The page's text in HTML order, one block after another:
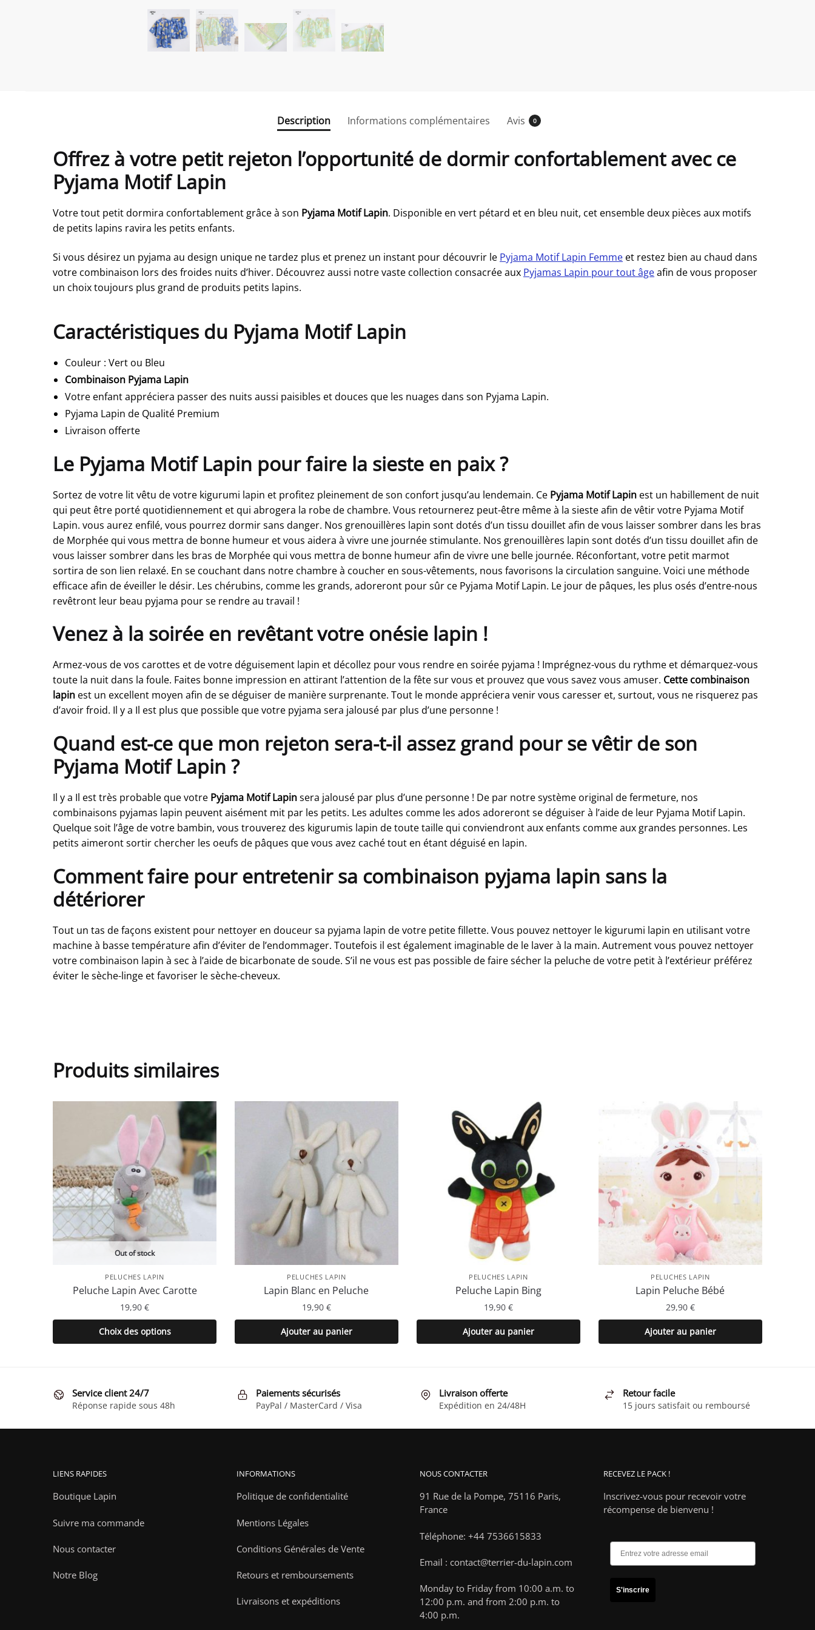
Description Informations complémentaires Avis 0
Offrez à votre petit rejeton l’opportunité de dormir confortablement avec ce
Pyjama Motif Lapin
Votre tout petit dormira confortablement grâce à son Pyjama Motif Lapin. Disponible en vert pétard et en bleu nuit, cet ensemble deux pièces aux motifs
de petits lapins ravira les petits enfants.
Si vous désirez un pyjama au design unique ne tardez plus et prenez un instant pour découvrir le Pyjama Motif Lapin Femme et restez bien au chaud dans
votre combinaison lors des froides nuits d’hiver. Découvrez aussi notre vaste collection consacrée aux Pyjamas Lapin pour tout âgeafin de vous proposer
un choix toujours plus grand de produits petits lapins.
Caractéristiques du Pyjama Motif Lapin
Couleur : Vert ou Bleu
Combinaison Pyjama Lapin
Votre enfant appréciera passer des nuits aussi paisibles et douces que les nuages dans son Pyjama Lapin.
Pyjama Lapin de Qualité Premium
Livraison offerte
Le Pyjama Motif Lapin pour faire la sieste en paix ?
Sortez de votre lit vêtu de votre kigurumi lapin et profitez pleinement de son confort jusqu’au lendemain. Ce Pyjama Motif Lapin est un habillement de nuit
qui peut être porté quotidiennement et qui abrogera la robe de chambre. Vous retournerez peut-être même à la sieste afin de vêtir votre Pyjama Motif
Lapin. vous aurez enfilé, vous pourrez dormir sans danger. Nos grenouillères lapin sont dotés d’un tissu douillet afin de vous laisser sombrer dans les bras
de Morphée qui vous mettra de bonne humeur et vous aidera à vivre une journée stimulante. Nos grenouillères lapin sont dotés d’un tissu douillet afin de
vous laisser sombrer dans les bras de Morphée qui vous mettra de bonne humeur afin de vivre une belle journée. Réconfortant, votre petit marmot
sortira de son lien relaxé. En se couchant dans notre chambre à coucher en sous-vêtements, nous favorisons la circulation sanguine. Voici une méthode
efficace afin de éveiller le désir. Les chérubins, comme les grands, adoreront pour sûr ce Pyjama Motif Lapin. Le jour de pâques, les plus osés d’entre-nous
revêtront leur beau pyjama pour se rendre au travail !
Venez à la soirée en revêtant votre onésie lapin !
Armez-vous de vos carottes et de votre déguisement lapin et décollez pour vous rendre en soirée pyjama ! Imprégnez-vous du rythme et démarquez-vous
toute la nuit dans la foule. Faites bonne impression en attirant l’attention de la fête sur vous et prouvez que vous savez vous amuser. Cette combinaison
lapin est un excellent moyen afin de se déguiser de manière surprenante. Tout le monde appréciera venir vous caresser et, surtout, vous ne risquerez pas
d’avoir froid. Il y a Il est plus que possible que votre pyjama sera jalousé par plus d’une personne !
Quand est-ce que mon rejeton sera-t-il assez grand pour se vêtir de son
Pyjama Motif Lapin ?
Il y a Il est très probable que votre Pyjama Motif Lapinsera jalousé par plus d’une personne ! De par notre système original de fermeture, nos
combinaisons pyjamas lapin peuvent aisément mit par les petits. Les adultes comme les ados adoreront se déguiser à l’aide de leur Pyjama Motif Lapin.
Quelque soit l’âge de votre bambin, vous trouverez des kigurumis lapin de toute taille qui conviendront aux enfants comme aux grandes personnes. Les
petits aimeront sortir chercher les oeufs de pâques que vous avez caché tout en étant déguisé en lapin.
Comment faire pour entretenir sa combinaison pyjama lapin sans la
détériorer
Tout un tas de façons existent pour nettoyer en douceur sa pyjama lapin de votre petite fillette. Vous pouvez nettoyer le kigurumi lapin en utilisant votre
machine à basse température afin d’éviter de l’endommager. Toutefois il est également imaginable de le laver à la main. Autrement vous pouvez nettoyer
votre combinaison lapin à sec à l’aide de bicarbonate de soude. S’il ne vous est pas possible de faire sécher la peluche de votre petit à l’extérieur préférez
éviter le sèche-linge et favoriser le sèche-cheveux.
Produits similaires
Out of stock
PELUCHES LAPIN
Peluche Lapin Avec Carotte
19,90 €
Choix des options
Ce
produit
variations.
Les
du
PELUCHES LAPIN
Lapin Blanc en Peluche
19,90 €
Ajouter au panier
PELUCHES LAPIN
Peluche Lapin Bing
19,90 €
Ajouter au panier
PELUCHES LAPIN
Lapin Peluche Bébé
29,90 €
Ajouter au panier
Service client 24/7
Réponse rapide sous 48h
Paiements sécurisés
PayPal / MasterCard / Visa
Livraison offerte
Expédition en 24/48H
Retour facile
15 jours satisfait ou remboursé
LIENS RAPIDES
Boutique Lapin
Suivre ma commande
Nous contacter
Notre Blog
INFORMATIONS
Politique de confidentialité
Mentions Légales
Conditions Générales de Vente
Retours et remboursements
Livraisons et expéditions
NOUS CONTACTER
91 Rue de la Pompe, 75116 Paris,
France
Téléphone: +44 7536615833
Email : contact@terrier-du-lapin.com
Monday to Friday from 10:00 a.m. to
12:00 p.m. and from 2:00 p.m. to
4:00 p.m.
RECEVEZ LE PACK !
Inscrivez-vous pour recevoir votre
récompense de bienvenu !
S'inscrire